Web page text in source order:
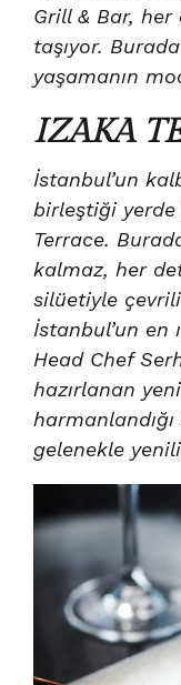
Grill & Bar,
taşıyor.
yaşamanın
IZAKA
İstanbul’un
birleştiği
Terrace.
kalmaz, her
silüetiyle
İstanbul’un en
Head Chef
hazırlanan
gelenekle